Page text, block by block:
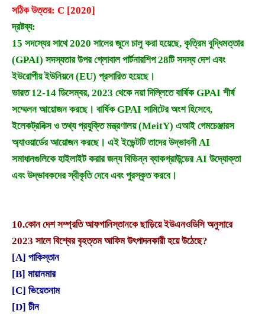
সঠিক উত্তর: C [2020]
দ্রষ্টব্য:
15 সদস্যের সাথে 2020 সালের জুনে চালু করা হয়েছে, কৃত্রিম বুদ্ধিমত্তার
(GPAI) সদস্যতার উপর গ্লোবাল পার্টনারশিপ 28টি সদস্য দেশ এবং
ইউরোপীয় ইউনিয়নে (EU) প্রসারিত হয়েছে।
ভারত 12-14 ডিসেম্বর, 2023 থেকে নয়া দিল্লিতে বার্ষিক GPAI শীর্ষ
সম্মেলন আয়োজন করছে। বার্ষিক GPAI সামিটের অংশ হিসেবে,
ইলেকট্রনিক্স ও তথ্য প্রযুক্তি মন্ত্রণালয় (MeitY) এআই গেমচেঞ্জারস
অ্যাওয়ার্ডের আয়োজন করছে। এই ইভেন্টটি তাদের উদ্ভাবনী AI
সমাধানগুলিকে হাইলাইট করার জন্য বিভিন্ন ব্যাকগ্রাউন্ডের AI উদ্যোক্তা
এবং উদ্ভাবকদের স্বীকৃতি দেবে এবং পুরস্কৃত করবে।
10.কোন দেশ সম্প্রতি আফগানিস্তানকে ছাড়িয়ে ইউএনওডিসি অনুসারে
2023 সালে বিশ্বের বৃহত্তম আফিম উৎপাদনকারী হয়ে উঠেছে?
[A] পাকিস্তান
[B] মায়ানমার
[C] ভিয়েতনাম
[D] চীন